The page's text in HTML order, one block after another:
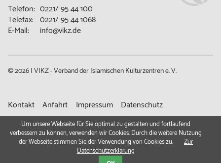
Telefon: 0221/ 95 44 100
Telefax: 0221/ 95 44 1068
E-Mail:
info@vikz.de
© 2026 | VIKZ - Verband der Islamischen Kulturzentren e. V.
Navigation
überspringen
Kontakt Anfahrt Impressum
Datenschutz
Gemeindeportal
Um unsere Webseite für Sie optimal zu gestalten und fortlaufend
verbessern zu können, verwenden wir Cookies. Durch die weitere Nutzung
der Webseite stimmen Sie der Verwendung von Cookies zu.
Zur
Datenschutzerklärung